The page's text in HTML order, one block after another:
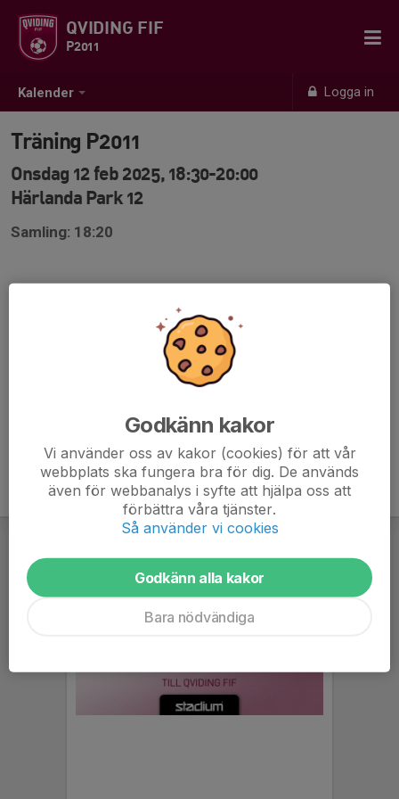
Kalender Logga in
QVIDING FIF
P2011
Träning P2011
Onsdag 12 feb 2025, 18:30-20:00
Härlanda Park 12
Samling: 18:20
Godkänn kakor
Vi använder oss av kakor (cookies) för att vår
webbplats ska fungera bra för dig. De används
även för webbanalys i syfte att hjälpa oss att
förbättra våra tjänster.
Så använder vi cookies
Godkänn alla kakor
Bara nödvändiga